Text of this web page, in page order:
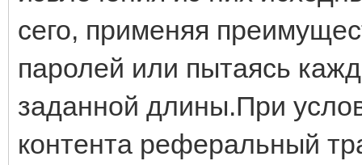
сего, применяя
паролей или пытаясь
заданной длины.При
контента реферальный